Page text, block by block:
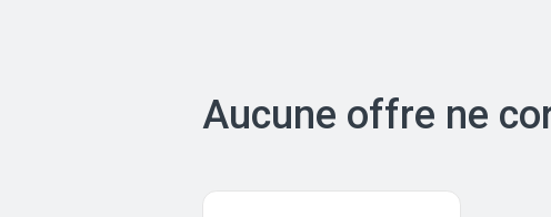
Aucune offre ne